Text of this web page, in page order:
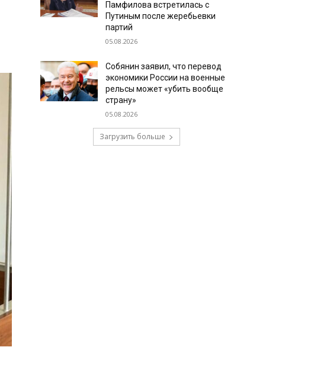
Памфилова встретилась с
Путиным после жеребьевки
партий
05.08.2026
Собянин заявил, что перевод
экономики России на военные
рельсы может «убить вообще
страну»
05.08.2026
Загрузить больше